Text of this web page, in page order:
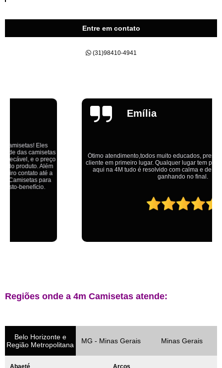
Entre em contato
(31)98410-4941
Ótimo atendimento,todos muito educados, prestativos e que colocam o
cliente em primeiro lugar. Qualquer lugar tem problemas,isso é fato, mas
aqui na 4M tudo é resolvido com calma e de forma que todos saem
Regiões onde a 4m Camisetas atende:
Belo Horizonte e
Região Metropolitana
MG - Minas Gerais Minas Gerais
Abaeté Arcos